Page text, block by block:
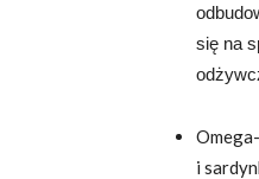
się na
i